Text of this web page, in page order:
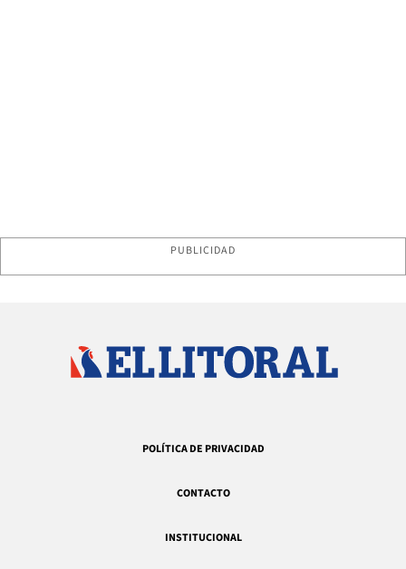
PUBLICIDAD
POLÍTICA DE PRIVACIDAD
CONTACTO
INSTITUCIONAL